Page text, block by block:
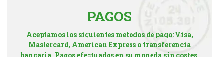
PAGOS
Aceptamos los siguientes metodos de pago: Visa,
Mastercard, American Express o transferencia
bancaria. Pagos efectuados en su moneda sin costes.